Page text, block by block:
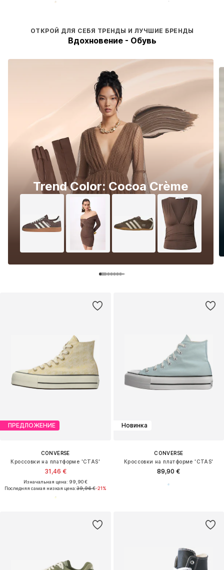
ПРЕДЛОЖЕНИЕ
CONVERSE
Кроссовки на платформе 'CTAS'
31,46 €
Изначальная цена: 99,90 €
Последняя самая низкая цена:39,96 €-21%
ОТКРОЙ ДЛЯ СЕБЯ ТРЕНДЫ И ЛУЧШИЕ БРЕНДЫ
Вдохновение - Обувь
Trend Color: Cocoa Crème
Новинка
CONVERSE
Кроссовки на платформе 'CTAS'
89,90 €